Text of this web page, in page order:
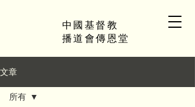
中國基督教
播道會傳恩堂
文章
所有